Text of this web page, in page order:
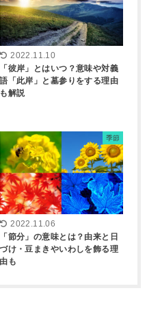
2022.11.10
「彼岸」とはいつ？意味や対義
語「此岸」と墓参りをする理由
も解説
季節
2022.11.06
「節分」の意味とは？由来と日
づけ・豆まきやいわしを飾る理
由も